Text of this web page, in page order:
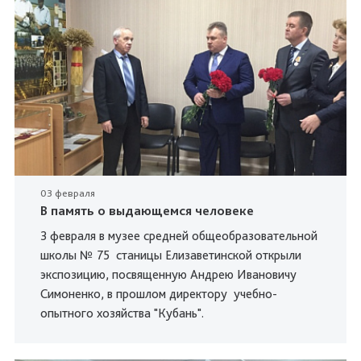
03 февраля
В память о выдающемся человеке
3 февраля в музее средней общеобразовательной
школы № 75 станицы Елизаветинской открыли
экспозицию, посвященную Андрею Ивановичу
Симоненко, в прошлом директору учебно-
опытного хозяйства "Кубань".